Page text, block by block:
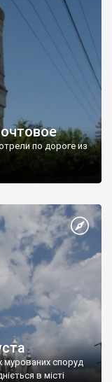
по дороге из
мурованих споруд
в місті